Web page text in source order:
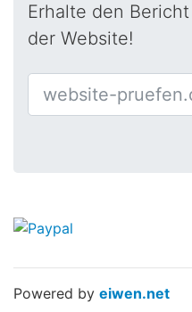
Erhalte den
der Website!
Powered by eiwen.net